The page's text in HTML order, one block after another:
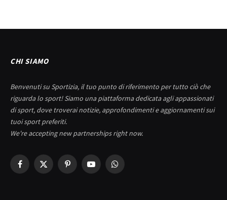
CHI SIAMO
Benvenuti su Sportizia, il tuo punto di riferimento per tutto ciò che
riguarda lo sport! Siamo una piattaforma dedicata agli appassionati
di sport, dove troverai notizie, approfondimenti e aggiornamenti sui
tuoi sport preferiti.
We're accepting new partnerships right now.
Facebook
X
PinterestYouTubeWhatsApp